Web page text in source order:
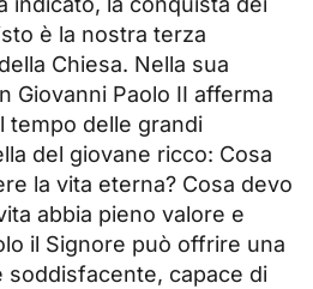
è la nostra terza
Chiesa. Nella sua
Giovanni Paolo II afferma
tempo delle grandi
del giovane ricco: Cosa
la vita eterna? Cosa devo
abbia pieno valore e
il Signore può offrire una
soddisfacente, capace di